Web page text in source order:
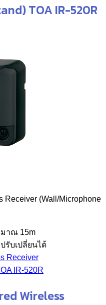
TOA IR-520R
(Wall/Microphone
าณ 15m
บเปลี่ยนได้
Receiver
IR-520R
Wireless